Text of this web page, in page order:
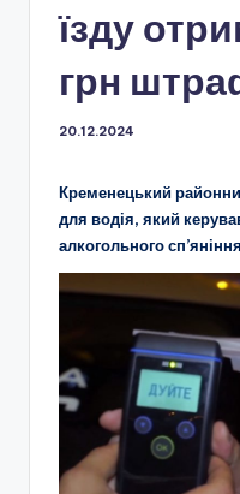
їзду
грн
20.12.2024
Кременецький
для водія, який
алкогольного